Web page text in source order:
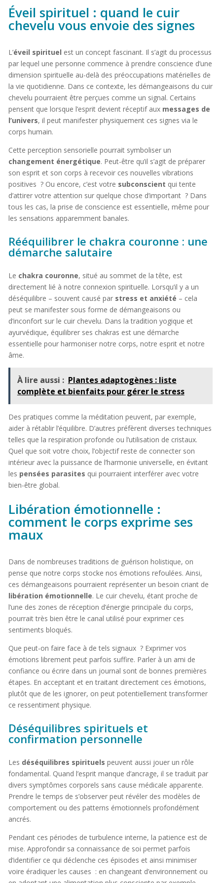
Éveil spirituel : quand le cuir
chevelu vous envoie des signes
L’éveil spirituel est un concept fascinant. Il s’agit du processus
par lequel une personne commence à prendre conscience d’une
dimension spirituelle au-delà des préoccupations matérielles de
la vie quotidienne. Dans ce contexte, les démangeaisons du cuir
chevelu pourraient être perçues comme un signal. Certains
pensent que lorsque l’esprit devient réceptif aux messages de
l’univers, il peut manifester physiquement ces signes via le
corps humain.
Cette perception sensorielle pourrait symboliser un
changement énergétique. Peut-être qu’il s’agit de préparer
son esprit et son corps à recevoir ces nouvelles vibrations
positives ? Ou encore, c’est votre subconscient qui tente
d’attirer votre attention sur quelque chose d’important ? Dans
tous les cas, la prise de conscience est essentielle, même pour
les sensations apparemment banales.
Rééquilibrer le chakra couronne : une
démarche salutaire
Le chakra couronne, situé au sommet de la tête, est
directement lié à notre connexion spirituelle. Lorsqu’il y a un
déséquilibre – souvent causé par stress et anxiété – cela
peut se manifester sous forme de démangeaisons ou
d’inconfort sur le cuir chevelu. Dans la tradition yogique et
ayurvédique, équilibrer ses chakras est une démarche
essentielle pour harmoniser notre corps, notre esprit et notre
âme.
À lire aussi : Plantes adaptogènes : liste
complète et bienfaits pour gérer le stress
Des pratiques comme la méditation peuvent, par exemple,
aider à rétablir l’équilibre. D’autres préfèrent diverses techniques
telles que la respiration profonde ou l’utilisation de cristaux.
Quel que soit votre choix, l’objectif reste de connecter son
intérieur avec la puissance de l’harmonie universelle, en évitant
les pensées parasites qui pourraient interférer avec votre
bien-être global.
Libération émotionnelle :
comment le corps exprime ses
maux
Dans de nombreuses traditions de guérison holistique, on
pense que notre corps stocke nos émotions refoulées. Ainsi,
ces démangeaisons pourraient représenter un besoin criant de
libération émotionnelle. Le cuir chevelu, étant proche de
l’une des zones de réception d’énergie principale du corps,
pourrait très bien être le canal utilisé pour exprimer ces
sentiments bloqués.
Que peut-on faire face à de tels signaux ? Exprimer vos
émotions librement peut parfois suffire. Parler à un ami de
confiance ou écrire dans un journal sont de bonnes premières
étapes. En acceptant et en traitant directement ces émotions,
plutôt que de les ignorer, on peut potentiellement transformer
ce ressentiment physique.
Déséquilibres spirituels et
confirmation personnelle
Les déséquilibres spirituels peuvent aussi jouer un rôle
fondamental. Quand l’esprit manque d’ancrage, il se traduit par
divers symptômes corporels sans cause médicale apparente.
Prendre le temps de s’observer peut révéler des modèles de
comportement ou des patterns émotionnels profondément
ancrés.
Pendant ces périodes de turbulence interne, la patience est de
mise. Approfondir sa connaissance de soi permet parfois
d’identifier ce qui déclenche ces épisodes et ainsi minimiser
voire éradiquer les causes : en changeant d’environnement ou